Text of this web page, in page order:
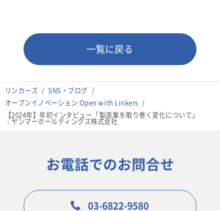
リンカーズ
SNS・ブログ
オープンイノベーション Open with Linkers
【2024年】年初インタビュー「製造業を取り巻く変化について」
｜ヤンマーホールディングス株式会社
一覧に戻る
お電話でのお問合せ
03-6822-9580